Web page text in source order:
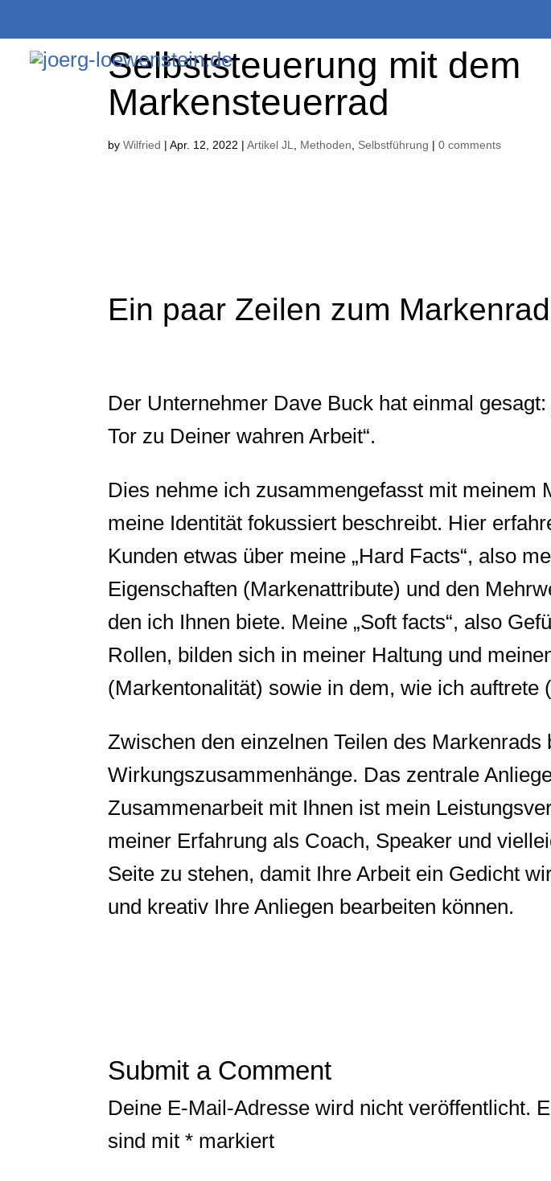
Selbststeuerung mit dem
Markensteuerrad
byWilfried |Apr. 12, 2022 |Artikel JL Methoden Selbstführung |0 comments
Ein paar Zeilen zum Markenrad
Der Unternehmer Dave Buck hat einmal
Tor zu Deiner wahren Arbeit“.
Dies nehme ich zusammengefasst mit meinem
meine Identität fokussiert beschreibt. Hier
Kunden etwas über meine „Hard Facts“, also
Eigenschaften (Markenattribute) und den
den ich Ihnen biete. Meine „Soft facts“, also
Rollen, bilden sich in meiner Haltung und
(Markentonalität) sowie in dem, wie ich auftrete
Zwischen den einzelnen Teilen des Markenrads
Wirkungszusammenhänge. Das zentrale
Zusammenarbeit mit Ihnen ist mein
meiner Erfahrung als Coach, Speaker und
Seite zu stehen, damit Ihre Arbeit ein Gedicht
und kreativ Ihre Anliegen bearbeiten können.
Submit a Comment
Deine E-Mail-Adresse wird nicht veröffentlicht.
sind mit* markiert